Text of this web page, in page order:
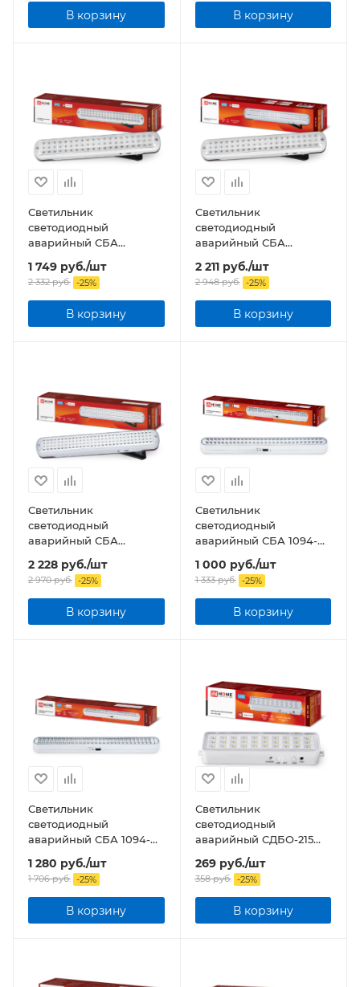
В корзину В корзину
Светильник
светодиодный
аварийный СБА
1093С-60DC 60LED lead-
acid DC
1 749 руб./шт
2 332руб. -25%
В корзину
Светильник
светодиодный
аварийный СБА
1093С-90DC 90LED Li-
ion DC
2 211руб./шт
2 948руб. -25%
В корзину
Светильник
светодиодный
аварийный СБА
1093С-120DC 120LED Li-
ion DC
2 228 руб./шт
2 970руб. -25%
В корзину
Светильник
светодиодный
аварийный СБА 1094-
60DC 60LED 2.2Ah
lithium battery DC
1 000 руб./шт
1 333руб. -25%
В корзину
Светильник
светодиодный
аварийный СБА 1094-
90DC 90LED 2.0Ah
lithium battery DC
1 280 руб./шт
1 706руб. -25%
В корзину
Светильник
светодиодный
аварийный СДБО-215
"ЗАПАСНЫЙ ВЫХОД" 3
часа NI-CD AC/DC
269руб./шт
358руб. -25%
В корзину